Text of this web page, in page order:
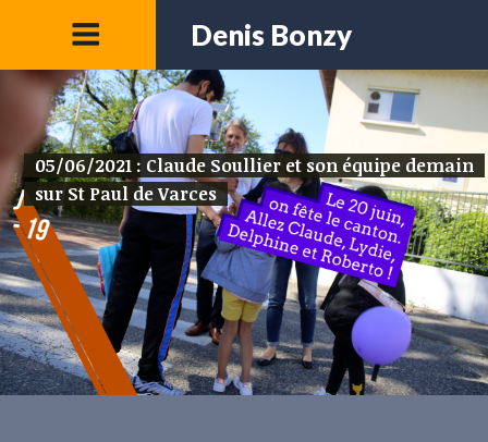
Denis Bonzy
05/06/2021 : Claude Soullier et son équipe demain
sur St Paul de Varces